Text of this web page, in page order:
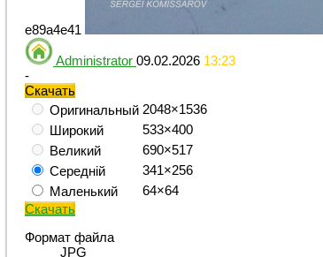
e89a4e41
Administrator 09.02.2026 13:23
-
Скачать
Оригинальный 2048×1536
Широкий
533×400
Великий
690×517
Середній
341×256
Маленький
64×64
Скачать
Формат файла
JPG